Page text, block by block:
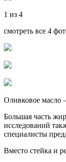
1 из 4
смотреть все 4
Оливковое масло
Большая часть
исследований
специалисты
Вместо стейка и